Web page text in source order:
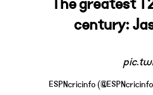
century: